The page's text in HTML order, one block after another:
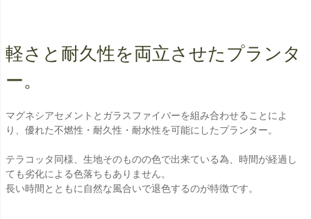
軽さと耐久性を両立させたプランタ
ー。
マグネシアセメントとガラスファイバーを組み合わせることによ
り、優れた不燃性・耐久性・耐水性を可能にしたプランター。
テラコッタ同様、生地そのものの色で出来ている為、時間が経過し
ても劣化による色落ちもありません。
長い時間とともに自然な風合いで退色するのが特徴です。